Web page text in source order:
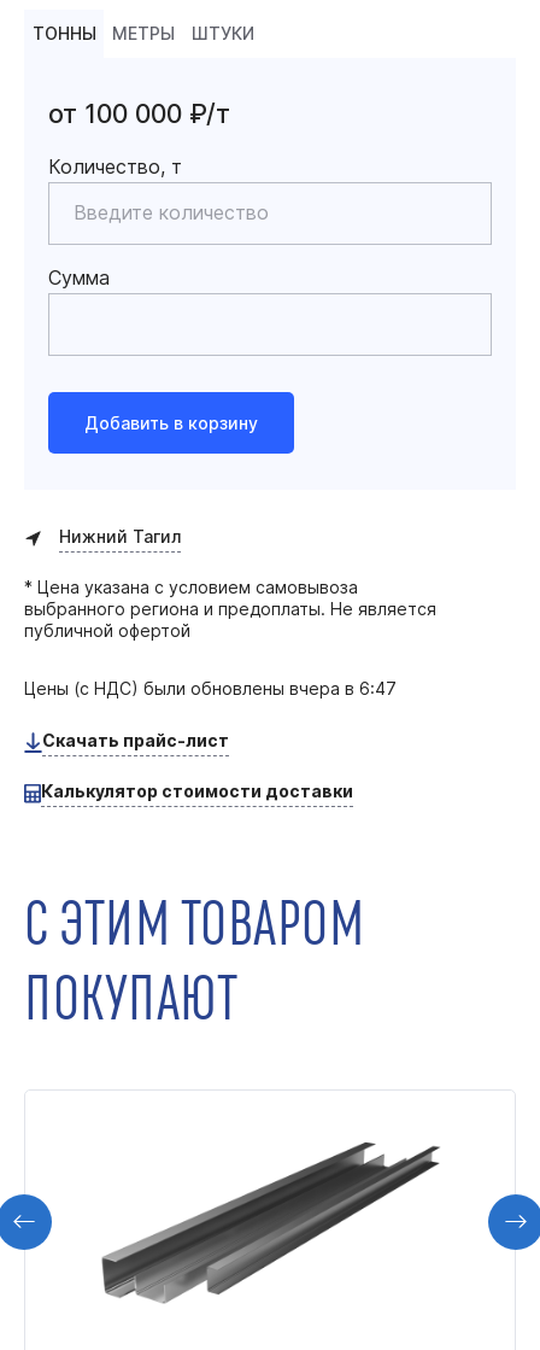
ТОННЫ МЕТРЫ ШТУКИ
от 100 000 ₽/т
Количество, т
Сумма
Добавить в корзину
Нижний Тагил
* Цена указана с условием самовывоза
выбранного региона и предоплаты. Не является
публичной офертой
Цены (с НДС) были обновлены вчера в 6:47
Скачать прайс-лист
Калькулятор стоимости доставки
С ЭТИМ ТОВАРОМ
ПОКУПАЮТ